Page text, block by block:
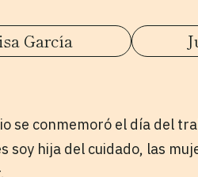
García
se conmemoró el día del
soy hija del cuidado, las